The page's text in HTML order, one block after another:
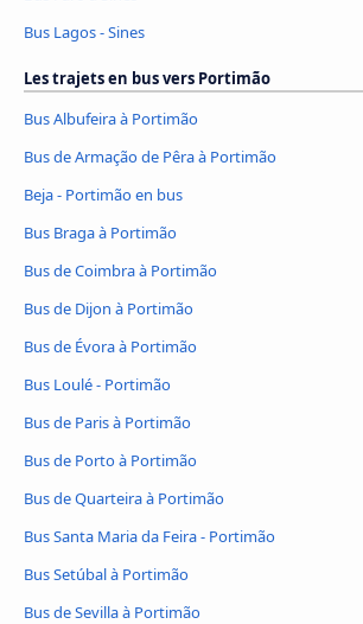
Bus Lagos - Sines
Les trajets en bus vers Portimão
Bus Albufeira à Portimão
Bus de Armação de Pêra à Portimão
Beja - Portimão en bus
Bus Braga à Portimão
Bus de Coimbra à Portimão
Bus de Dijon à Portimão
Bus de Évora à Portimão
Bus Loulé - Portimão
Bus de Paris à Portimão
Bus de Porto à Portimão
Bus de Quarteira à Portimão
Bus Santa Maria da Feira - Portimão
Bus Setúbal à Portimão
Bus de Sevilla à Portimão